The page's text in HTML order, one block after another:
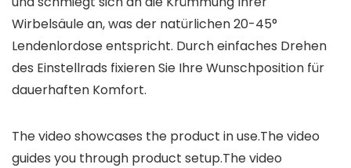
Wirbelsäule an, was der natürlichen 20-45°
Lendenlordose entspricht. Durch einfaches Drehen
des Einstellrads fixieren Sie Ihre Wunschposition für
dauerhaften Komfort.
The video showcases the product in use.The video
guides you through product setup.The video